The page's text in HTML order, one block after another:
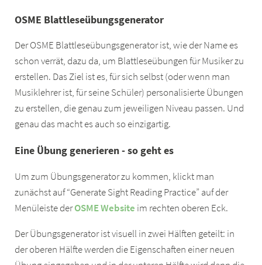
OSME Blattleseübungsgenerator
Der OSME Blattleseübungsgenerator ist, wie der Name es
schon verrät, dazu da, um Blattleseübungen für Musiker zu
erstellen. Das Ziel ist es, für sich selbst (oder wenn man
Musiklehrer ist, für seine Schüler) personalisierte Übungen
zu erstellen, die genau zum jeweiligen Niveau passen. Und
genau das macht es auch so einzigartig.
Eine Übung generieren - so geht es
Um zum Übungsgenerator zu kommen, klickt man
zunächst auf “Generate Sight Reading Practice” auf der
Menüleiste derOSME Website im rechten oberen Eck.
Der Übungsgenerator ist visuell in zwei Hälften geteilt: in
der oberen Hälfte werden die Eigenschaften einer neuen